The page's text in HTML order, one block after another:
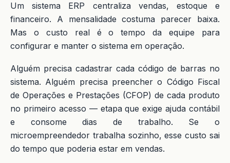
Um sistema ERP centraliza vendas, estoque e
financeiro. A mensalidade costuma parecer baixa.
Mas o custo real é o tempo da equipe para
configurar e manter o sistema em operação.
Alguém precisa cadastrar cada código de barras no
sistema. Alguém precisa preencher o Código Fiscal
de Operações e Prestações (CFOP) de cada produto
no primeiro acesso — etapa que exige ajuda contábil
e consome dias de trabalho. Se o
microempreendedor trabalha sozinho, esse custo sai
do tempo que poderia estar em vendas.